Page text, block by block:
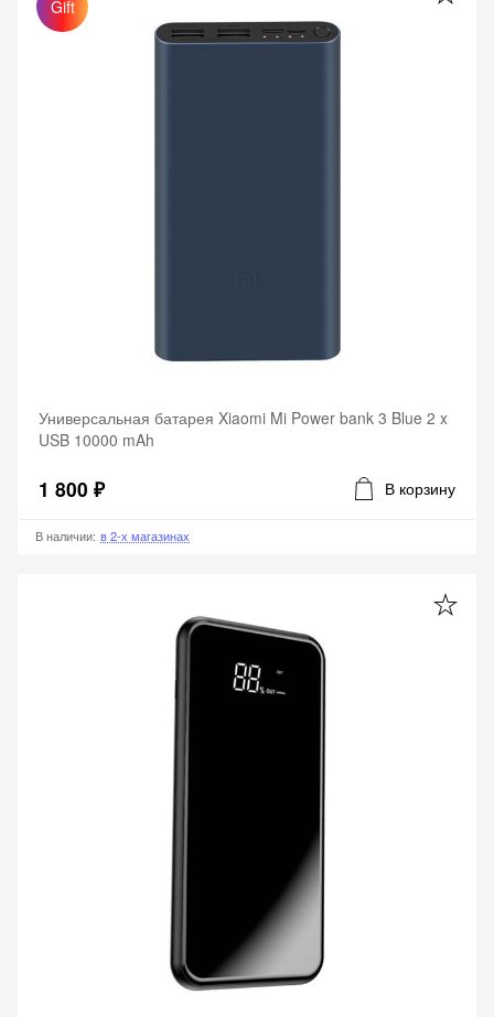
Gift
Универсальная батарея Xiaomi Mi Power bank 3 Blue 2 x
USB 10000 mAh
1 800 ₽ В корзину
В наличии: в 2-х магазинах